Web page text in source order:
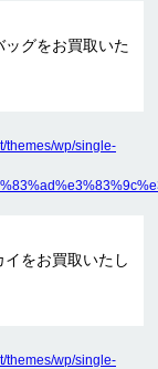
ッグをお買取いた
themes/wp/single-
をお買取いたし
themes/wp/single-